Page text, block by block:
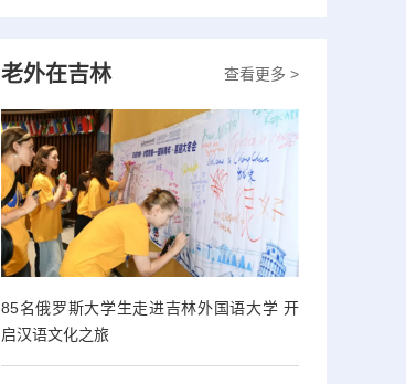
查看更多 >
老外在吉林
85名俄罗斯大学生走进吉林外国语大学 开
启汉语文化之旅